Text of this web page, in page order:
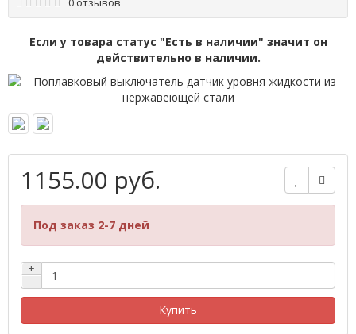
Если у товара статус "Есть в наличии" значит он
действительно в наличии.
1155.00 руб.
Под заказ 2-7 дней
+
−
Купить